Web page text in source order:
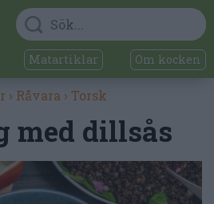
Matartiklar Om kocken
› Råvara › Torsk
med dillsås